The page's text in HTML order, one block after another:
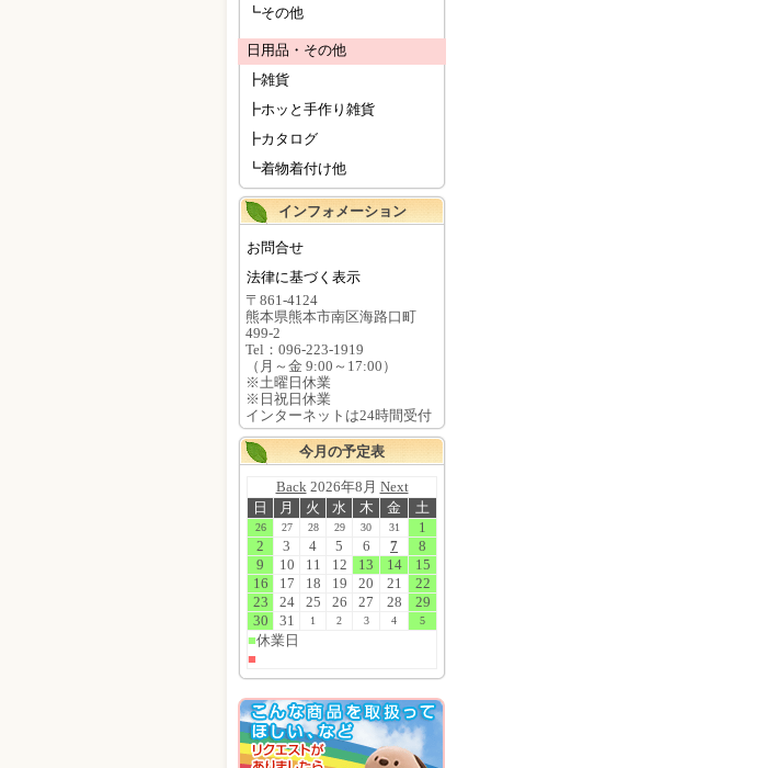
┗その他
日用品・その他
┣雑貨
┣ホッと手作り雑貨
┣カタログ
┗着物着付け他
インフォメーション
お問合せ
法律に基づく表示
〒861-4124
熊本県熊本市南区海路口町
499-2
Tel：096-223-1919
（月～金 9:00～17:00）
※土曜日休業
※日祝日休業
インターネットは24時間受付
今月の予定表